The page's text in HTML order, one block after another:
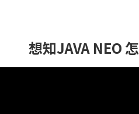
想知JAVA NEO